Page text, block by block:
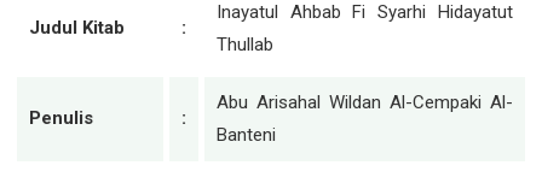
Judul Kitab :
Inayatul Ahbab Fi Syarhi Hidayatut
Thullab
Penulis :
Abu Arisahal Wildan Al-Cempaki Al-
Banteni